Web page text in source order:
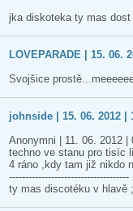
jka diskoteka ty mas dost
LOVEPARADE | 15. 06.
Svojšice
johnside | 15. 06. 2012 |
Anonymni | 11. 06. 2012
techno ve stanu pro tisíc
4 ráno ,kdy tam již nikdo
-------------------------------------
ty mas discotéku v hlavě